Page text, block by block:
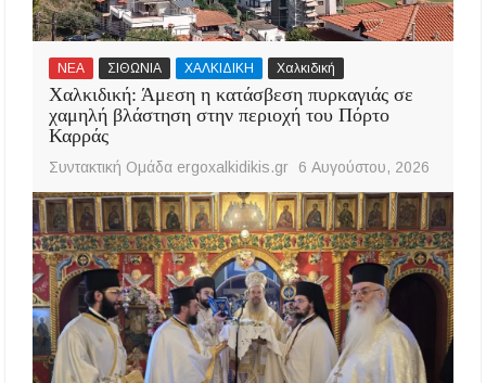
ΝΕΑ ΣΙΘΩΝΙΑ ΧΑΛΚΙΔΙΚΗ Χαλκιδική
Χαλκιδική: Άμεση η κατάσβεση πυρκαγιάς σε
χαμηλή βλάστηση στην περιοχή του Πόρτο
Καρράς
Συντακτική Ομάδα ergoxalkidikis.gr 6 Αυγούστου, 2026